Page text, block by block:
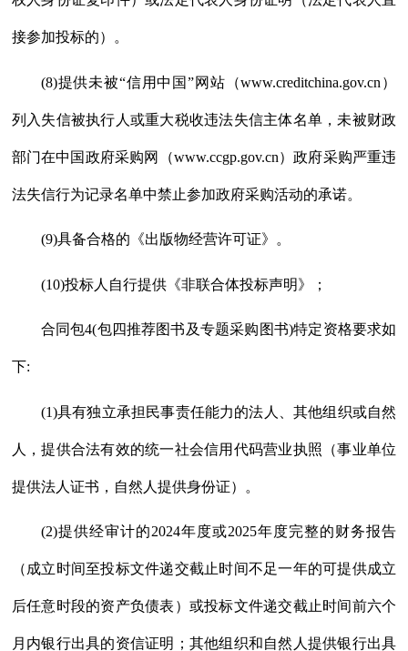
接参加投标的）。
(8)提供未被“信用中国”网站（www.creditchina.gov.cn）
列入失信被执行人或重大税收违法失信主体名单，未被财政
部门在中国政府采购网（www.ccgp.gov.cn）政府采购严重违
法失信行为记录名单中禁止参加政府采购活动的承诺。
(9)具备合格的《出版物经营许可证》。
(10)投标人自行提供《非联合体投标声明》；
合同包4(包四推荐图书及专题采购图书)特定资格要求如
下:
(1)具有独立承担民事责任能力的法人、其他组织或自然
人，提供合法有效的统一社会信用代码营业执照（事业单位
提供法人证书，自然人提供身份证）。
(2)提供经审计的2024年度或2025年度完整的财务报告
（成立时间至投标文件递交截止时间不足一年的可提供成立
后任意时段的资产负债表）或投标文件递交截止时间前六个
月内银行出具的资信证明；其他组织和自然人提供银行出具